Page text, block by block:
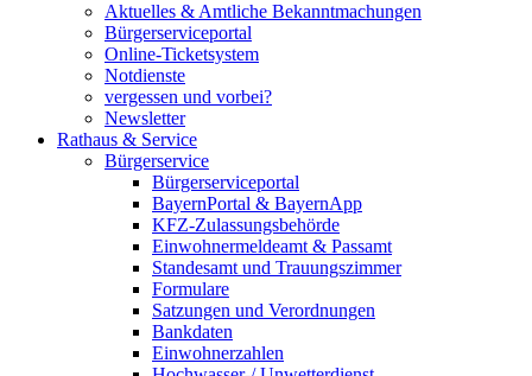
Aktuelles & Amtliche Bekanntmachungen
Bürgerserviceportal
Online-Ticketsystem
Notdienste
vergessen und vorbei?
Newsletter
Rathaus & Service
Bürgerservice
Bürgerserviceportal
BayernPortal & BayernApp
KFZ-Zulassungsbehörde
Einwohnermeldeamt & Passamt
Standesamt und Trauungszimmer
Formulare
Satzungen und Verordnungen
Bankdaten
Einwohnerzahlen